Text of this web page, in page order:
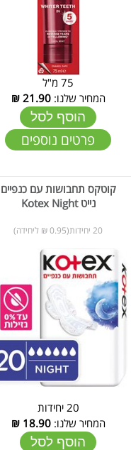
75 מ"ל
המחיר שלנו:21.90
₪
הוסף לסל
פרטים נוספים
קוטקס תחבושות עם כנפיים
נייט Kotex Night
20 יחידות(0.95 ₪ ליחידה)
20 יחידות
המחיר שלנו:18.90
₪
הוסף לסל